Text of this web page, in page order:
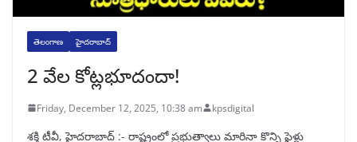
తెలంగాణ హైదరాబాద్
2 వేల కోట్లభూదందా!
Friday, December 12, 2025, 10:38 am kpsdigital
శక్తి టీవీ, హైదరాబాద్‌ :- రాష్ట్రంలో ప్రభుత్వాలు మారినా కొన్ని ఫైళ్లు